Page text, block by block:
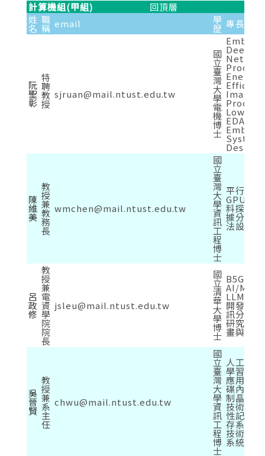
計算機組(甲組)
回頂層
姓
名
職
稱 email 學
歷 專長
阮
聖
彰
特
聘
教
授
sjruan@mail.ntust.edu.tw
國
立
臺
灣
大
學
電
機
博
士
Deep
Energy-
Image
Low
EDA/
Design
陳
維
美
教
授
兼
教
務
長
wmchen@mail.ntust.edu.tw
國
立
臺
灣
大
學
資
訊
工
程
博
士
平行計
GPU計
料探勘
據分析
法設計
呂
政
修
教
授
兼
電
資
學
院
院
長
jsleu@mail.ntust.edu.tw
國
立
清
華
大
學
博
士
B5G/6G
AI/ML平
LLM相
開發、
訊分析
研究、
畫與論
吳
晉
賢
教
授
兼
系
主
任
chwu@mail.ntust.edu.tw
國
立
臺
灣
大
學
資
訊
工
程
博
士
人工智
學習於
應用，
碟內部
制晶片
技術，
性記憶
存系統
技術，
系統/軟